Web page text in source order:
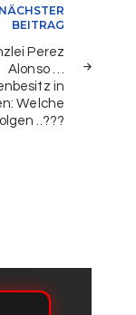
NÄCHSTER
BEITRAG
Perez
Alonso …
in
Welche
..???